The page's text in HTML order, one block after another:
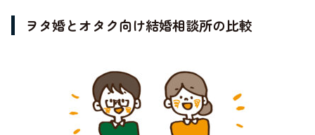
ヲタ婚とオタク向け結婚相談所の比較